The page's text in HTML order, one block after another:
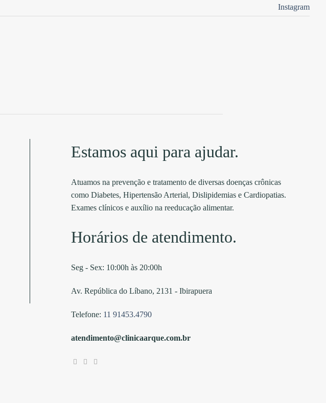
Instagram
Estamos aqui para ajudar.
Atuamos na prevenção e tratamento de diversas doenças crônicas
como Diabetes, Hipertensão Arterial, Dislipidemias e Cardiopatias.
Exames clínicos e auxílio na reeducação alimentar.
Horários de atendimento.
Seg - Sex: 10:00h às 20:00h
Av. República do Líbano, 2131 - Ibirapuera
Telefone: 11 91453.4790
atendimento@clinicaarque.com.br